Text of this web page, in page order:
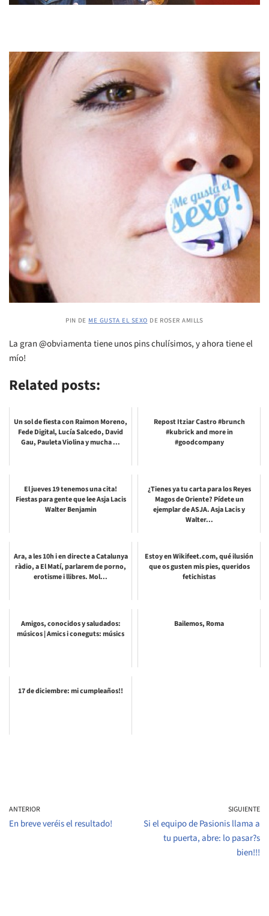
pin de me gusta el sexo de roser amills
La gran @obviamenta tiene unos pins chulísimos, y ahora tiene el
mío!
Related posts:
Un sol de fiesta con Raimon Moreno,
Fede Digital, Lucía Salcedo, David
Gau, Pauleta Violina y mucha ...
Repost Itziar Castro #brunch
#kubrick and more in
#goodcompany
El jueves 19 tenemos una cita!
Fiestas para gente que lee Asja Lacis
Walter Benjamin
¿Tienes ya tu carta para los Reyes
Magos de Oriente? Pídete un
ejemplar de ASJA. Asja Lacis y
Walter...
Ara, a les 10h i en directe a Catalunya
ràdio, a El Matí, parlarem de porno,
erotisme i llibres. Mol...
Estoy en Wikifeet.com, qué ilusión
que os gusten mis pies, queridos
fetichistas
Amigos, conocidos y saludados:
músicos | Amics i coneguts: músics
Bailemos, Roma
17 de diciembre: mi cumpleaños!!
ANTERIOR
En breve veréis el resultado!
SIGUIENTE
Si el equipo de Pasionis llama a
tu puerta, abre: lo pasar?s
bien!!!